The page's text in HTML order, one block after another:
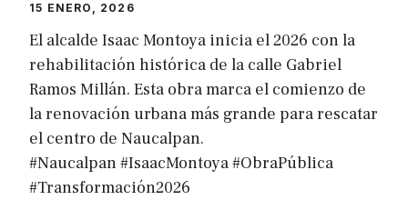
15 ENERO, 2026
El alcalde Isaac Montoya inicia el 2026 con la
rehabilitación histórica de la calle Gabriel
Ramos Millán. Esta obra marca el comienzo de
la renovación urbana más grande para rescatar
el centro de Naucalpan.
#Naucalpan #IsaacMontoya #ObraPública
#Transformación2026